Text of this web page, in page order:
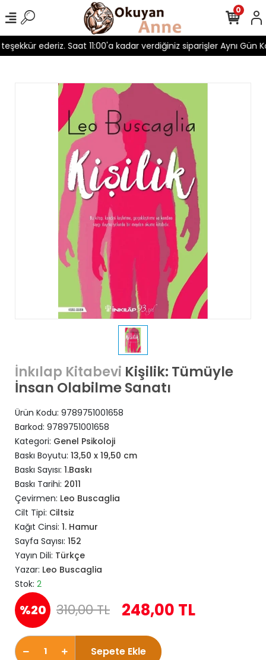
ederiz. Saat 11:00'a kadar verdiğiniz siparişler Aynı Gün
0
İnkılap Kitabevi Kişilik: Tümüyle
İnsan Olabilme Sanatı
Ürün Kodu: 9789751001658
Barkod: 9789751001658
Kategori: Genel Psikoloji
Baskı Boyutu: 13,50 x 19,50 cm
Baskı Sayısı: 1.Baskı
Baskı Tarihi: 2011
Çevirmen: Leo Buscaglia
Cilt Tipi: Ciltsiz
Kağıt Cinsi: 1. Hamur
Sayfa Sayısı: 152
Yayın Dili: Türkçe
Yazar: Leo Buscaglia
Stok: 2
%20 310,00 TL 248,00 TL
Sepete Ekle